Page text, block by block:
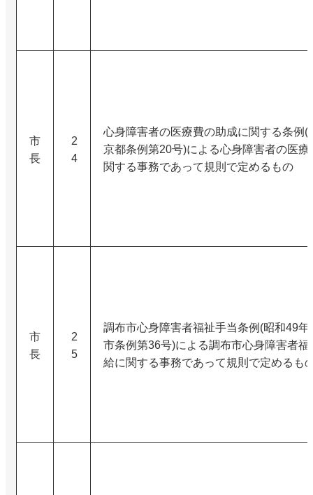
市
長
2
4
心身障害者の医療費の助成に関する条例(
京都条例第20号)による心身障害者の医療
関する事務であって規則で定めるもの
市
長
2
5
調布市心身障害者福祉手当条例(昭和49年
市条例第36号)による調布市心身障害者福
給に関する事務であって規則で定めるも